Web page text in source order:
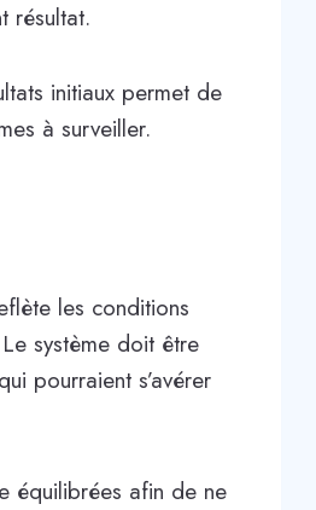
résultat.
initiaux permet de
à surveiller.
les conditions
système doit être
pourraient s’avérer
équilibrées afin de ne